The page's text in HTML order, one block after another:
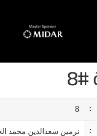
8
نرمين سعدالدين محمد